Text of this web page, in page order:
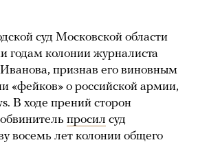
суд Московской области
годам колонии журналиста
признав его виновным
«фейков» о российской армии,
В ходе прений сторон
просил суд
восемь лет колонии общего